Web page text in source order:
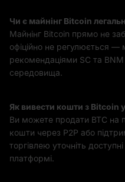
Чи є майнінг Bitcoin
Майнінг Bitcoin прямо не
офіційно не регулюється —
рекомендаціями SC та
середовища.
Як вивести кошти з Bitcoin
Ви можете продати BTC на
кошти через P2P або
торгівлею уточніть
платформі.